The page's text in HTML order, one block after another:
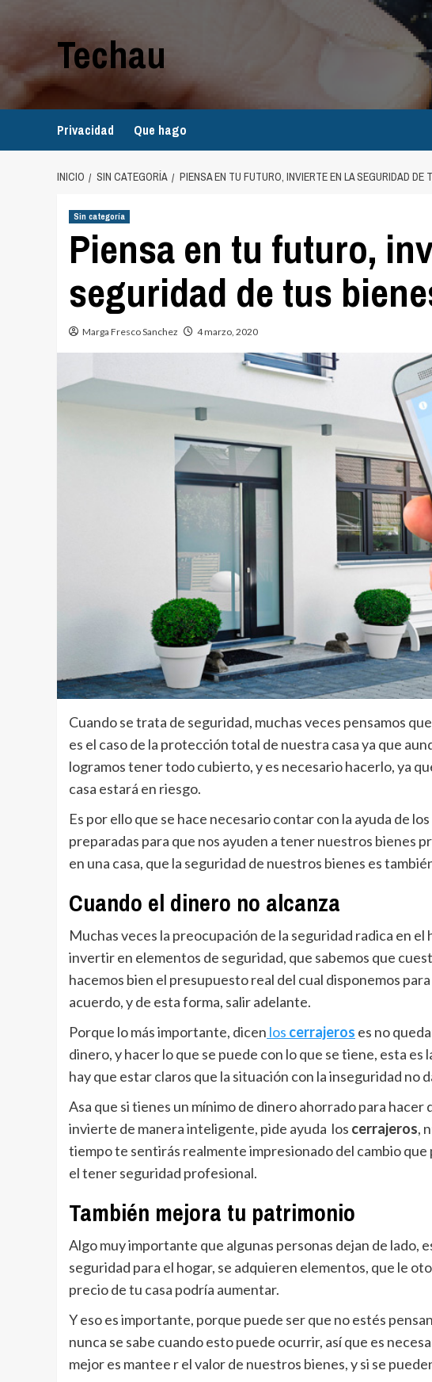
Techau
Privacidad Que hago
INICIO SIN CATEGORÍA PIENSA EN TU FUTURO, INVIERTE EN LA SEGURIDAD DE
Sin categoría
Piensa en tu futuro,
seguridad de tus
Marga Fresco Sanchez 4 marzo, 2020
Cuando se trata de seguridad, muchas veces pensamos
es el caso de la protección total de nuestra casa ya que
logramos tener todo cubierto, y es necesario hacerlo, ya
casa estará en riesgo.
Es por ello que se hace necesario contar con la ayuda de
preparadas para que nos ayuden a tener nuestros bienes
en una casa, que la seguridad de nuestros bienes es
Cuando el dinero no alcanza
Muchas veces la preocupación de la seguridad radica en
invertir en elementos de seguridad, que sabemos que
hacemos bien el presupuesto real del cual disponemos
acuerdo, y de esta forma, salir adelante.
Porque lo más importante, dicen los cerrajeros es no
dinero, y hacer lo que se puede con lo que se tiene, esta
hay que estar claros que la situación con la inseguridad no
Asa que si tienes un mínimo de dinero ahorrado para hacer
invierte de manera inteligente, pide ayuda los cerrajeros,
tiempo te sentirás realmente impresionado del cambio
el tener seguridad profesional.
También mejora tu patrimonio
Algo muy importante que algunas personas dejan de lado,
seguridad para el hogar, se adquieren elementos, que le
precio de tu casa podría aumentar.
Y eso es importante, porque puede ser que no estés
nunca se sabe cuando esto puede ocurrir, así que es
mejor es mantee r el valor de nuestros bienes, y si se